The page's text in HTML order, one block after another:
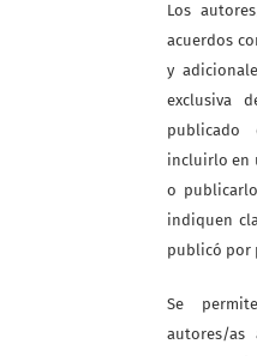
Los
acuerdos
y
exclusiva
incluirlo en
o
indiquen
publicó por
Se
autores/